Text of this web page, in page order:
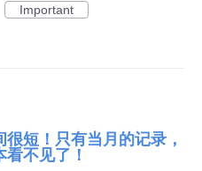
Important
很短！只有当月的记录，
看不见了！